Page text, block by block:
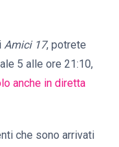
Amici 17, potrete
5 alle ore 21:10,
anche in diretta
che sono arrivati